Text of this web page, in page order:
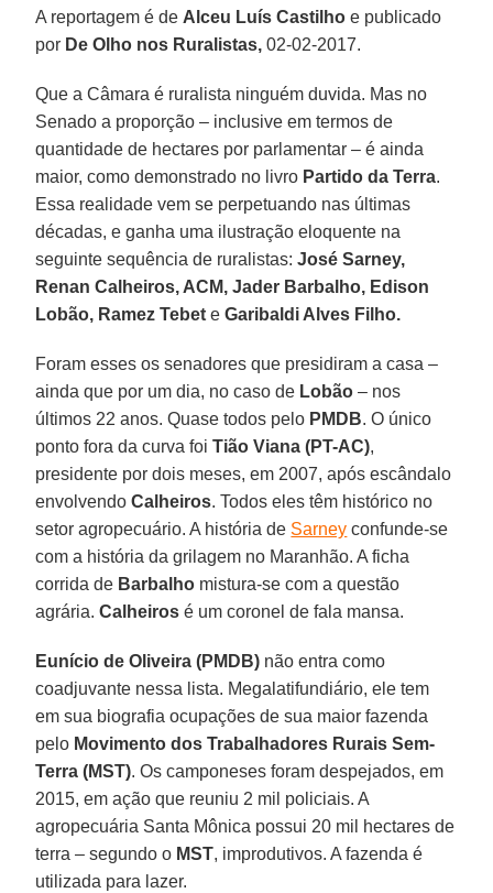
A reportagem é de Alceu Luís Castilho e publicado
por De Olho nos Ruralistas, 02-02-2017.
Que a Câmara é ruralista ninguém duvida. Mas no
Senado a proporção – inclusive em termos de
quantidade de hectares por parlamentar – é ainda
maior, como demonstrado no livro Partido da Terra.
Essa realidade vem se perpetuando nas últimas
décadas, e ganha uma ilustração eloquente na
seguinte sequência de ruralistas:José Sarney,
Renan Calheiros, ACM, Jader Barbalho, Edison
Lobão, Ramez Tebet eGaribaldi Alves Filho.
Foram esses os senadores que presidiram a casa –
ainda que por um dia, no caso de Lobão – nos
últimos 22 anos. Quase todos pelo PMDB. O único
ponto fora da curva foi Tião Viana (PT-AC),
presidente por dois meses, em 2007, após escândalo
envolvendoCalheiros. Todos eles têm histórico no
setor agropecuário. A história de Sarney confunde-se
com a história da grilagem no Maranhão. A ficha
corrida de Barbalho mistura-se com a questão
agrária.Calheiros é um coronel de fala mansa.
Eunício de Oliveira (PMDB) não entra como
coadjuvante nessa lista. Megalatifundiário, ele tem
em sua biografia ocupações de sua maior fazenda
pelo Movimento dos Trabalhadores Rurais Sem-
Terra (MST). Os camponeses foram despejados, em
2015, em ação que reuniu 2 mil policiais. A
agropecuária Santa Mônica possui 20 mil hectares de
terra – segundo o MST, improdutivos. A fazenda é
utilizada para lazer.